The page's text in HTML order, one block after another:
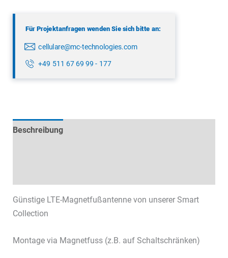
Für Projektanfragen wenden Sie sich bitte an:
cellulare@mc-technologies.com
+49 511 67 69 99 - 177
Beschreibung
Günstige LTE-Magnetfußantenne von unserer Smart
Collection
Montage via Magnetfuss (z.B. auf Schaltschränken)